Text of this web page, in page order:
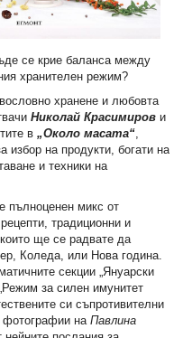
се крие баланса между
хранителен режим?
хранене и любовта
Николай Красимиров и
в „Около масата“
избор на продукти, богати на
и техники на
пълноценен микс от
традиционни и
ще се радвате да
Коледа, или Нова година.
секции „Януарски
за силен имунитет
си съпротивителни
фотографии на Павлина